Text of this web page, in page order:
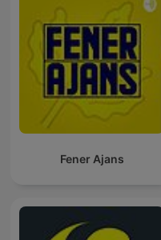
Fener Ajans